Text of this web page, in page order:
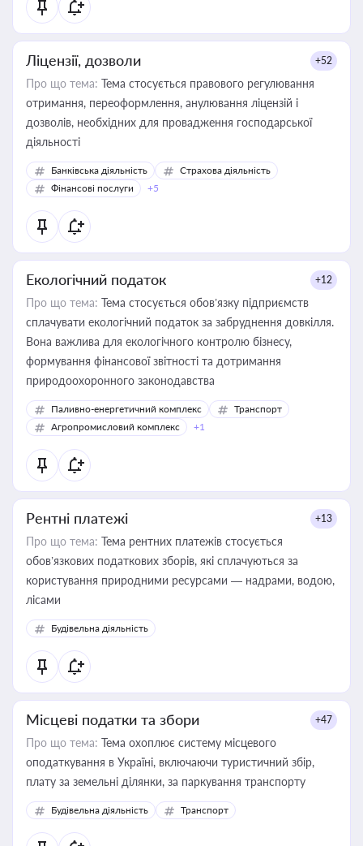
Ліцензії, дозволи +52
Про що тема: Тема стосується правового регулювання
отримання, переоформлення, анулювання ліцензій і
дозволів, необхідних для провадження господарської
діяльності
Банківська діяльність
Страхова діяльність
Фінансові послуги
+5
Екологічний податок +12
Про що тема: Тема стосується обов’язку підприємств
сплачувати екологічний податок за забруднення довкілля.
Вона важлива для екологічного контролю бізнесу,
формування фінансової звітності та дотримання
природоохоронного законодавства
Паливно-енергетичний комплекс
Транспорт
Агропромисловий комплекс
+1
Рентні платежі +13
Про що тема: Тема рентних платежів стосується
обов’язкових податкових зборів, які сплачуються за
користування природними ресурсами — надрами, водою,
лісами
Будівельна діяльність
Місцеві податки та збори +47
Про що тема: Тема охоплює систему місцевого
оподаткування в Україні, включаючи туристичний збір,
плату за земельні ділянки, за паркування транспорту
Будівельна діяльність Транспорт